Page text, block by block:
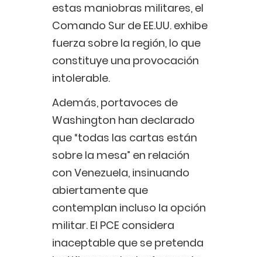
estas maniobras militares, el
Comando Sur de EE.UU. exhibe
fuerza sobre la región, lo que
constituye una provocación
intolerable.
Además, portavoces de
Washington han declarado
que “todas las cartas están
sobre la mesa” en relación
con Venezuela, insinuando
abiertamente que
contemplan incluso la opción
militar. El PCE considera
inaceptable que se pretenda